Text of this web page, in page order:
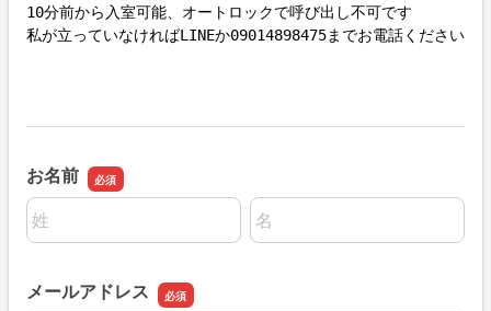
10分前から入室可能、オートロックで呼び出し不可です
私が立っていなければLINEか09014898475までお電話ください
お名前
名前の姓
名前の名
メールアドレス